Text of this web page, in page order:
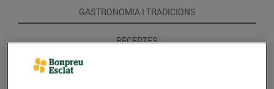
GASTRONOMIA I TRADICIONS
RECEPTES